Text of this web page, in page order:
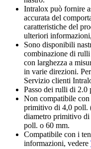
Intralox può fornire
accurata del
caratteristiche del
ulteriori
Sono disponibili
combinazione di
con larghezza a
in varie direzioni.
Servizio clienti
Passo dei rulli di 2.0
Non compatibile
primitivo di 4,0 poll.
diametro primitivo
poll. o 60 mm.
Compatibile con i
informazioni, vedere